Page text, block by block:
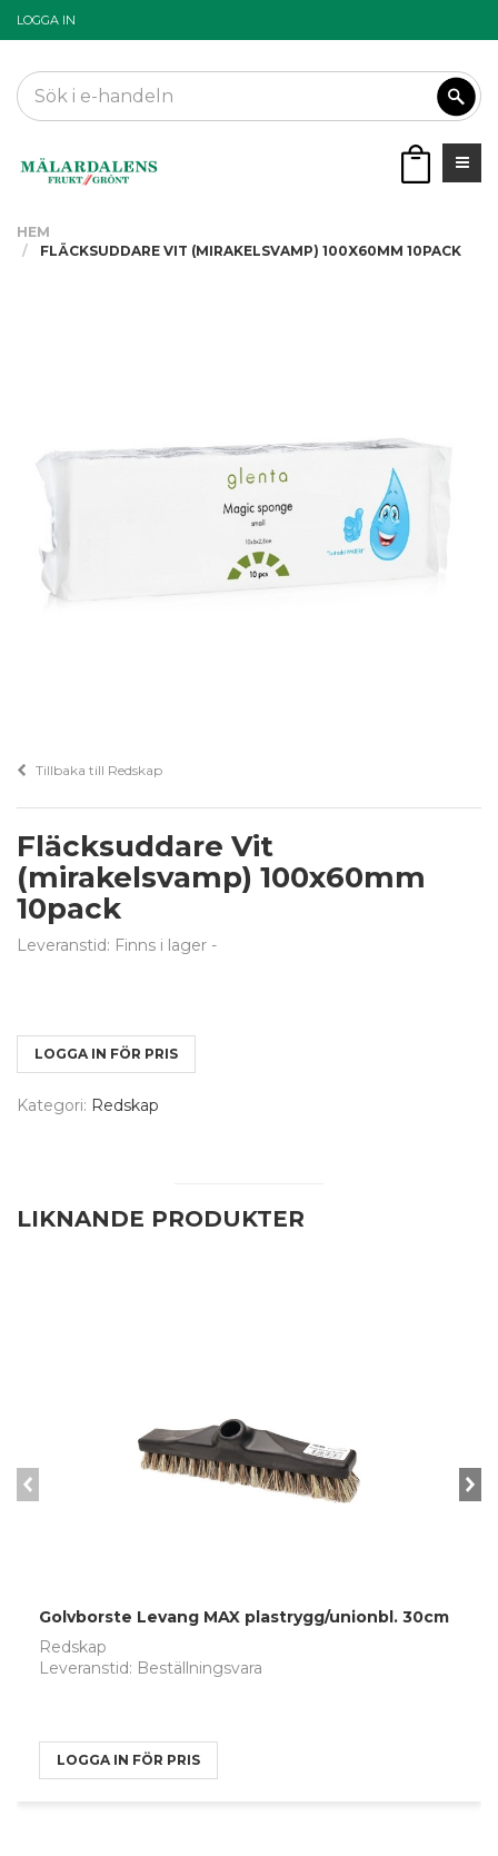
LOGGA IN
HEM
FLÄCKSUDDARE VIT (MIRAKELSVAMP) 100X60MM 10PACK
Tillbaka till Redskap
Fläcksuddare Vit
(mirakelsvamp) 100x60mm
10pack
Leveranstid: Finns i lager -
LOGGA IN FÖR PRIS
Kategori: Redskap
LIKNANDE PRODUKTER
Golvborste Levang MAX plastrygg/unionbl. 30cm
Redskap
Leveranstid: Beställningsvara
LOGGA IN FÖR PRIS